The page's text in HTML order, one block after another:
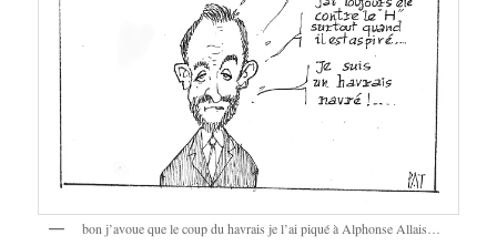
bon j’avoue que le coup du havrais je l’ai piqué à Alphonse Allais…